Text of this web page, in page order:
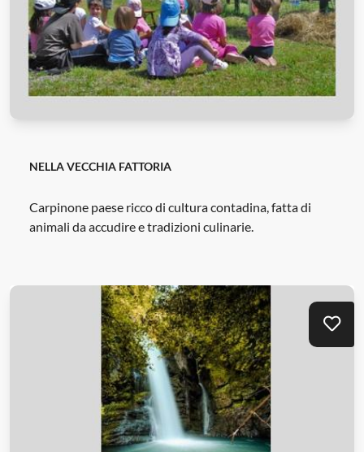
NELLA VECCHIA FATTORIA
Carpinone paese ricco di cultura contadina, fatta di
animali da accudire e tradizioni culinarie.